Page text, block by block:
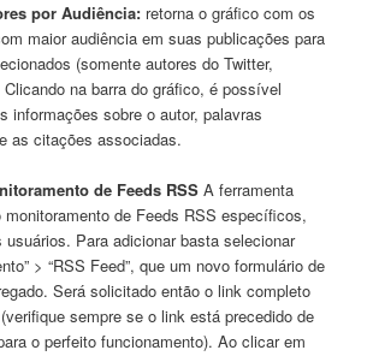
por Audiência:retorna o gráfico com os
maior audiência em suas publicações para
(somente autores do Twitter,
na barra do gráfico, é possível
informações sobre o autor, palavras
as citações associadas.
de Feeds RSS A ferramenta
de Feeds RSS específicos,
usuários. Para adicionar basta selecionar
> “RSS Feed”, que um novo formulário de
Será solicitado então o link completo
sempre se o link está precedido de
o perfeito funcionamento). Ao clicar em